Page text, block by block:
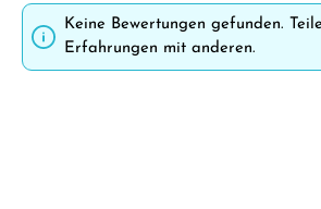
Keine Bewertungen gefunden.
Erfahrungen mit anderen.